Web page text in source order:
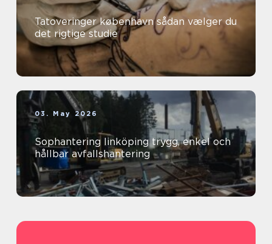
Tatoveringer københavn sådan vælger du
det rigtige studie
03. May 2026
Sophantering linköping trygg, enkel och
hållbar avfallshantering